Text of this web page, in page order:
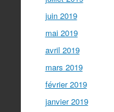
juin 2019
mai 2019
avril 2019
mars 2019
février 2019
janvier 2019